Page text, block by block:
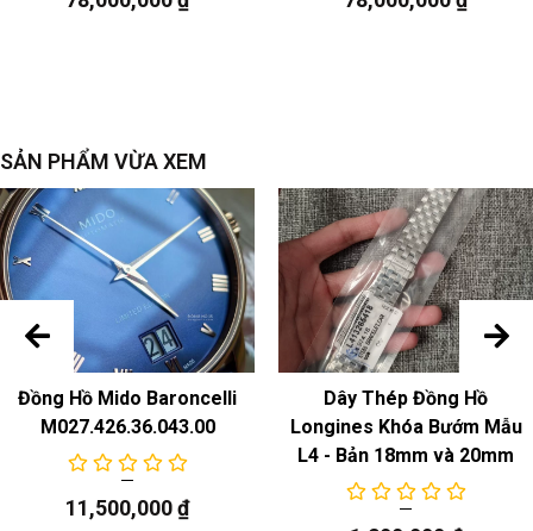
SẢN PHẨM VỪA XEM
Đồng Hồ Mido Baroncelli
M027.426.36.043.00
11,500,000₫
Dây Thép Đồng Hồ
Longines Khóa Bướm Mẫu
L4 - Bản 18mm và 20mm